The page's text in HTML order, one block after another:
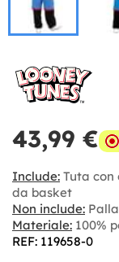
43,99 €
Include: Tuta con
da basket
Non include:
Materiale: 100%
REF: 119658-0